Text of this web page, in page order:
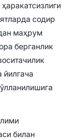
содир
маҳрум
берганлик
йилгача
билан